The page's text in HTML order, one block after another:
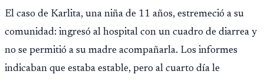
El caso de Karlita, una niña de 11 años, estremeció a su
comunidad: ingresó al hospital con un cuadro de diarrea y
no se permitió a su madre acompañarla. Los informes
indicaban que estaba estable, pero al cuarto día le